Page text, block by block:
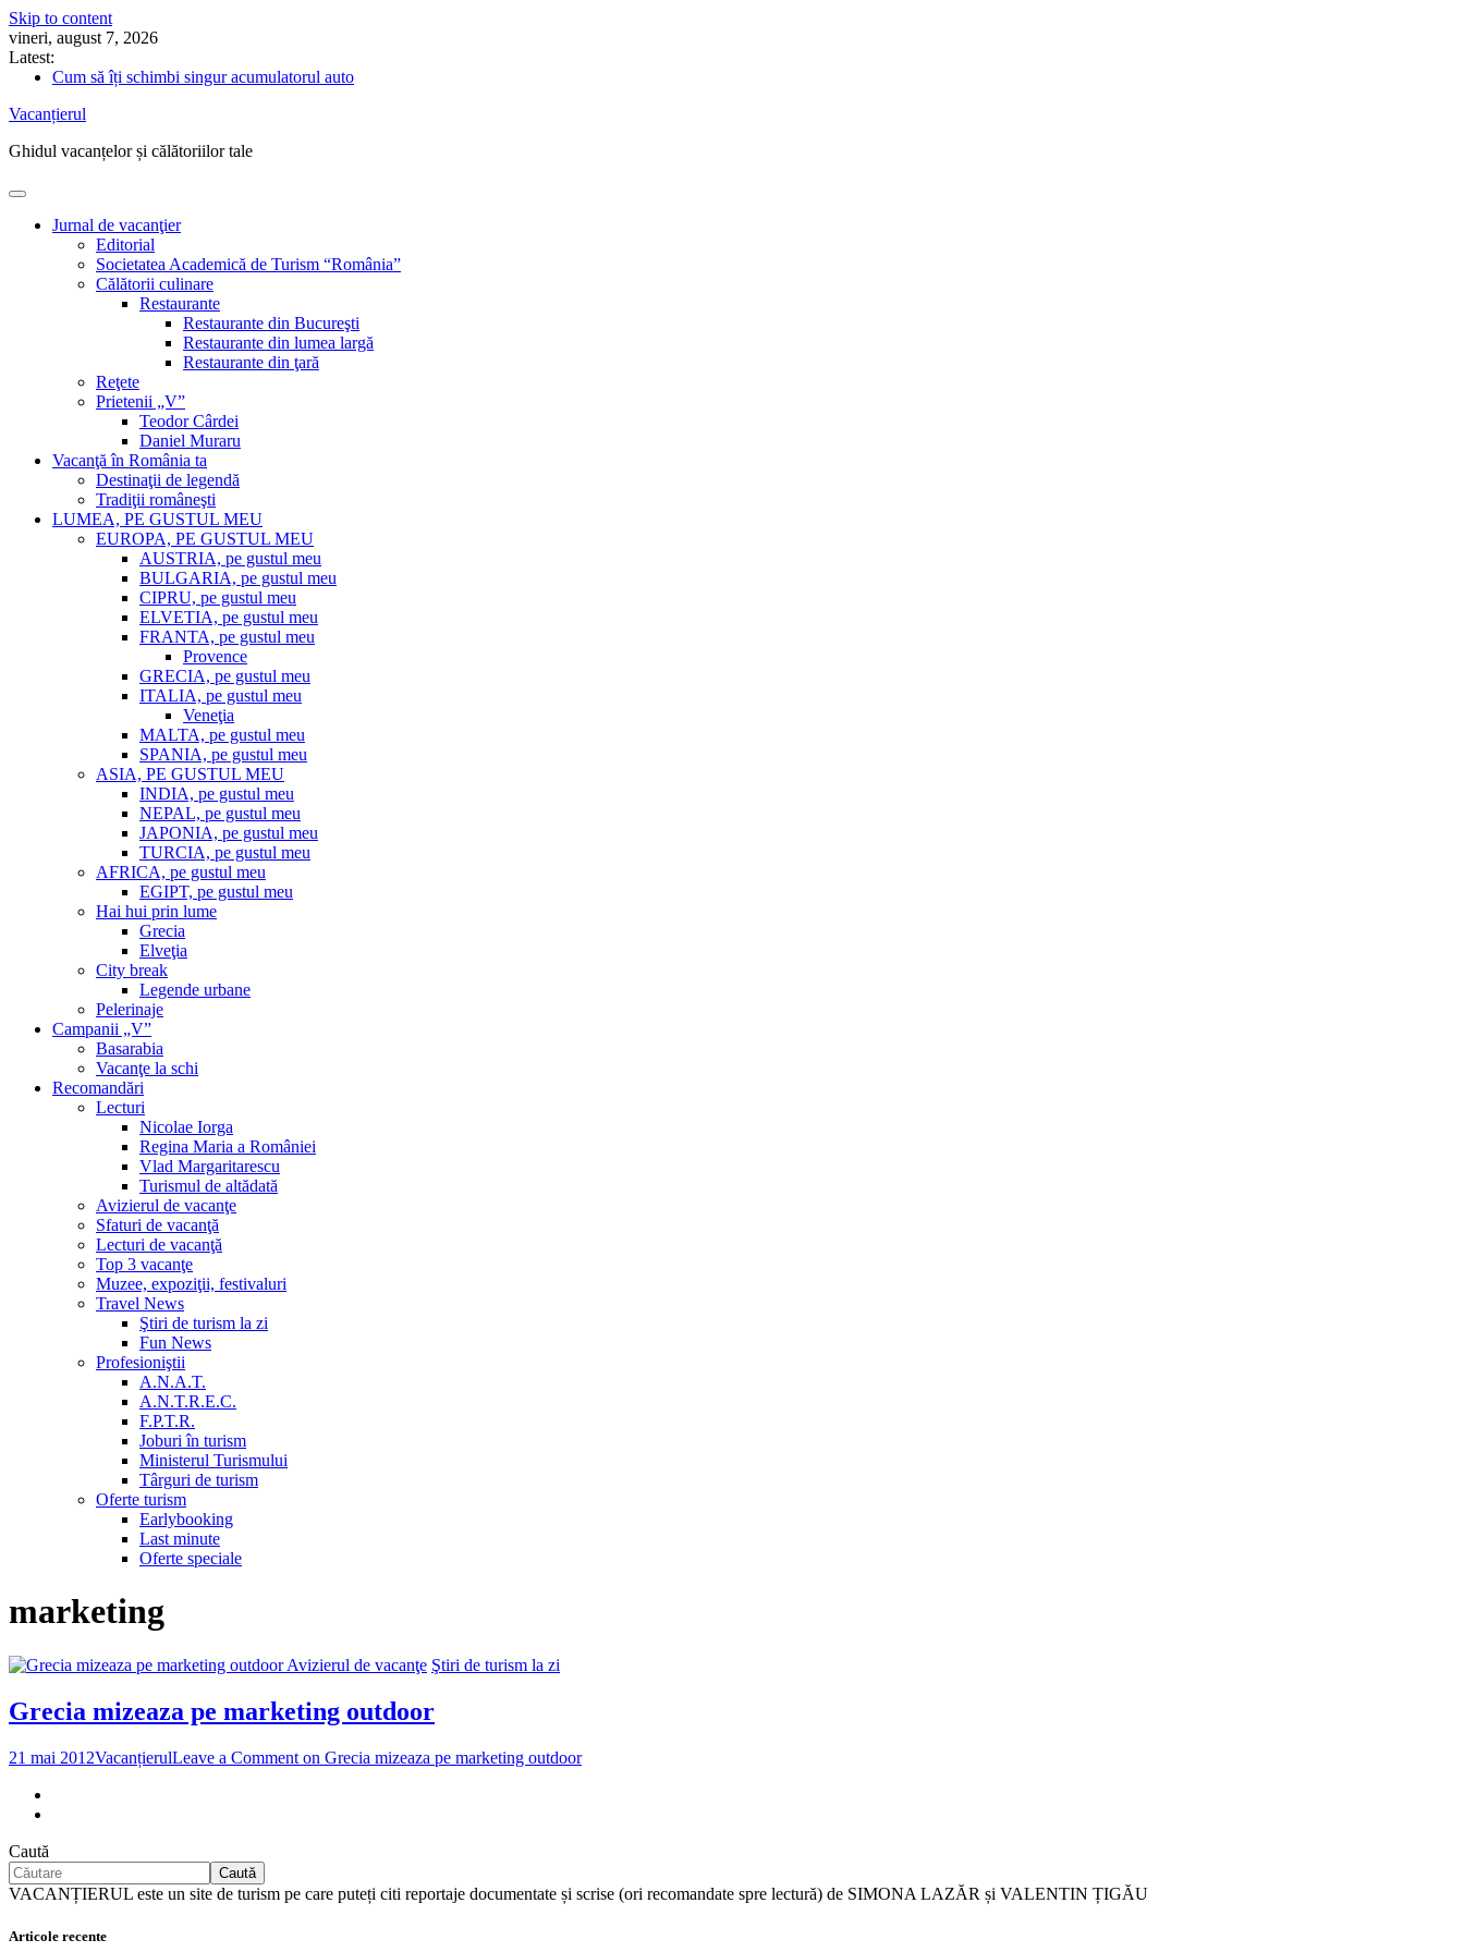
Skip to content
vineri, august 7, 2026
Latest:
Cum să îți schimbi singur acumulatorul auto
5 sfaturi pentru drumeții în pandemie
„România”, Societate Academică de Turism
Vacanțierul
Ghidul vacanțelor și călătoriilor tale
Jurnal de vacanţier
Editorial
Societatea Academică de Turism “România”
Călătorii culinare
Restaurante
Restaurante din Bucureşti
Restaurante din lumea largă
Restaurante din ţară
Reţete
Prietenii „V”
Teodor Cârdei
Daniel Muraru
Vacanţă în România ta
Destinaţii de legendă
Tradiţii româneşti
LUMEA, PE GUSTUL MEU
EUROPA, PE GUSTUL MEU
AUSTRIA, pe gustul meu
BULGARIA, pe gustul meu
CIPRU, pe gustul meu
ELVETIA, pe gustul meu
FRANTA, pe gustul meu
Provence
GRECIA, pe gustul meu
ITALIA, pe gustul meu
Veneţia
MALTA, pe gustul meu
SPANIA, pe gustul meu
ASIA, PE GUSTUL MEU
INDIA, pe gustul meu
NEPAL, pe gustul meu
JAPONIA, pe gustul meu
TURCIA, pe gustul meu
AFRICA, pe gustul meu
EGIPT, pe gustul meu
Hai hui prin lume
Grecia
Elveţia
City break
Legende urbane
Pelerinaje
Campanii „V”
Basarabia
Vacanţe la schi
Recomandări
Lecturi
Nicolae Iorga
Regina Maria a României
Vlad Margaritarescu
Turismul de altădată
Avizierul de vacanţe
Sfaturi de vacanţă
Lecturi de vacanţă
Top 3 vacanţe
Muzee, expoziţii, festivaluri
Travel News
Ştiri de turism la zi
Fun News
Profesioniştii
A.N.A.T.
A.N.T.R.E.C.
F.P.T.R.
Joburi în turism
Ministerul Turismului
Târguri de turism
Oferte turism
Earlybooking
Last minute
Oferte speciale
marketing
Avizierul de vacanţe Ştiri de turism la zi
Grecia mizeaza pe marketing outdoor
21 mai 2012VacanțierulLeave a Comment on Grecia mizeaza pe marketing outdoor
Caută
Caută
VACANȚIERUL este un site de turism pe care puteți citi reportaje documentate și scrise (ori recomandate spre lectură) de SIMONA LAZĂR și VALENTIN ȚIGĂU
Articole recente